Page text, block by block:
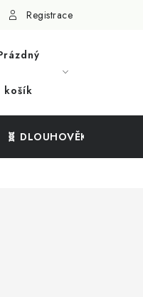
Registrace
košík
🧬 DLOUHOVĚKOST